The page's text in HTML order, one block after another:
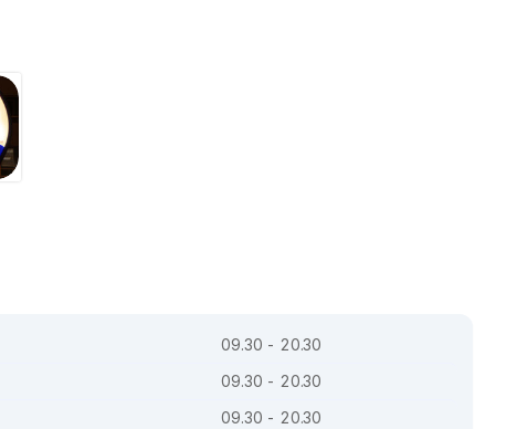
09.30 - 20.30
09.30 - 20.30
09.30 - 20.30